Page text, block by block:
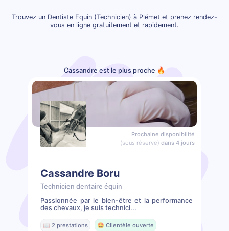
Trouvez un Dentiste Equin (Technicien) à Plémet et prenez rendez-
vous en ligne gratuitement et rapidement.
Cassandre est le plus proche 🔥
Prochaine disponibilité
(sous réserve) dans 4 jours
Cassandre Boru
Technicien dentaire équin
Passionnée par le bien-être et la performance
des chevaux, je suis technici...
📖 2 prestations 🤩 Clientèle ouverte